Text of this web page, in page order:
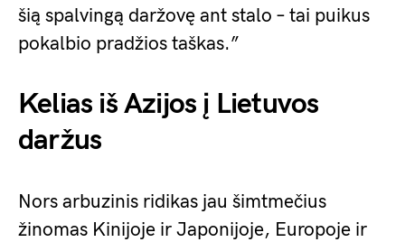
šią spalvingą daržovę ant stalo – tai puikus
pokalbio pradžios taškas.”
Kelias iš Azijos į Lietuvos
daržus
Nors arbuzinis ridikas jau šimtmečius
žinomas Kinijoje ir Japonijoje, Europoje ir